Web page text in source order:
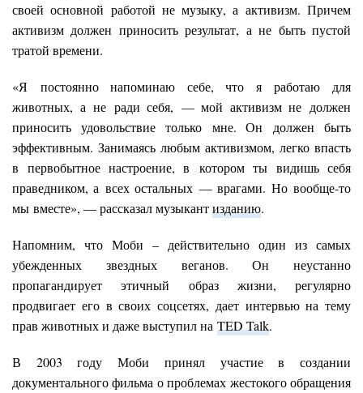
своей основной работой не музыку, а активизм. Причем
активизм должен приносить результат, а не быть пустой
тратой времени.
«Я постоянно напоминаю себе, что я работаю для
животных, а не ради себя, — мой активизм не должен
приносить удовольствие только мне. Он должен быть
эффективным. Занимаясь любым активизмом, легко впасть
в первобытное настроение, в котором ты видишь себя
праведником, а всех остальных — врагами. Но вообще-то
мы вместе», — рассказал музыкантизданию.
Напомним, что Моби – действительно один из самых
убежденных звездных веганов. Он неустанно
пропагандирует этичный образ жизни, регулярно
продвигает его в своих соцсетях, дает интервью на тему
прав животных и даже выступил на TED Talk.
В 2003 году Моби принял участие в создании
документального фильма о проблемах жестокого обращения